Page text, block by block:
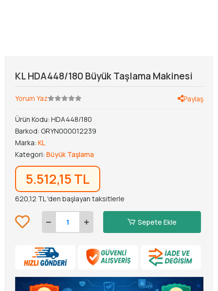
KL HDA448/180 Büyük Taşlama Makinesi
Yorum Yaz Paylaş
Ürün Kodu: HDA448/180
Barkod: GRYN000012239
Marka: KL
Kategori: Büyük Taşlama
5.512,15 TL
620,12 TL 'den başlayan taksitlerle
Sepete Ekle